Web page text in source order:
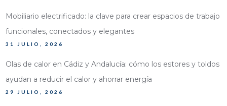
Mobiliario electrificado: la clave para crear espacios de trabajo
funcionales, conectados y elegantes
31 JULIO, 2026
Olas de calor en Cádiz y Andalucía: cómo los estores y toldos
ayudan a reducir el calor y ahorrar energía
29 JULIO, 2026